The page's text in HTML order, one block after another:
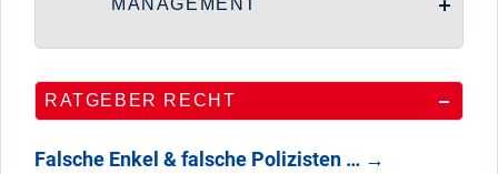
RATGEBER RECHT
Falsche Enkel & falsche Polizisten … →